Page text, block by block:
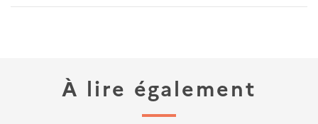
À lire également